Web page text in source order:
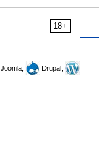
18+
Joomla,
Drupal,